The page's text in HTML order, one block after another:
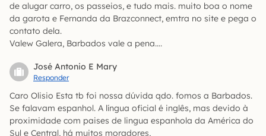
de alugar carro, os passeios, e tudo mais. muito boa o nome
da garota e Fernanda da Brazconnect, emtra no site e pega o
contato dela.
Valew Galera, Barbados vale a pena….
José Antonio E Mary
Responder
Caro Olisio Esta tb foi nossa dúvida qdo. fomos a Barbados.
Se falavam espanhol. A língua oficial é inglês, mas devido à
proximidade com paises de lingua espanhola da América do
Sul e Central, há muitos moradores,